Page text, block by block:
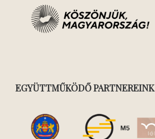
EGYÜTTMŰKÖDŐ PARTNEREINK